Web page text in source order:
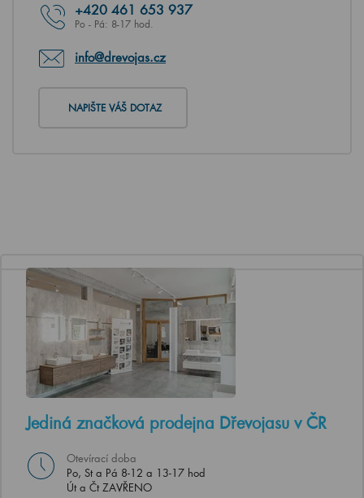
+420 461 653 937
Po - Pá: 8-17 hod.
info@drevojas.cz
NAPIŠTE VÁŠ DOTAZ
Jediná značková prodejna Dřevojasu v ČR
Otevírací doba
Po, St a Pá 8-12 a 13-17 hod
Út a Čt ZAVŘENO